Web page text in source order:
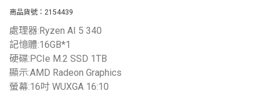
商品貨號：2154439
處理器:Ryzen AI 5 340
記憶體:16GB*1
硬碟:PCIe M.2 SSD 1TB
顯示:AMD Radeon Graphics
螢幕:16吋 WUXGA 16:10